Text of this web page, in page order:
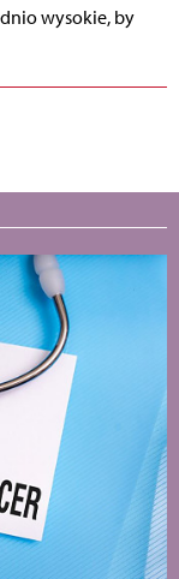
wysokie, by